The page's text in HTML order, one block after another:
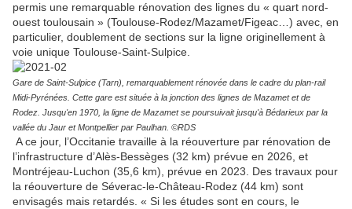
permis une remarquable rénovation des lignes du « quart nord-
ouest toulousain » (Toulouse-Rodez/Mazamet/Figeac…) avec, en
particulier, doublement de sections sur la ligne originellement à
voie unique Toulouse-Saint-Sulpice.
Gare de Saint-Sulpice (Tarn), remarquablement rénovée dans le cadre du plan-rail
Midi-Pyrénées. Cette gare est située à la jonction des lignes de Mazamet et de
Rodez. Jusqu'en 1970, la ligne de Mazamet se poursuivait jusqu'à Bédarieux par la
vallée du Jaur et Montpellier par Paulhan. ©RDS
A ce jour, l’Occitanie travaille à la réouverture par rénovation de
l’infrastructure d’Alès-Bessèges (32 km) prévue en 2026, et
Montréjeau-Luchon (35,6 km), prévue en 2023. Des travaux pour
la réouverture de Séverac-le-Château-Rodez (44 km) sont
envisagés mais retardés. « Si les études sont en cours, le